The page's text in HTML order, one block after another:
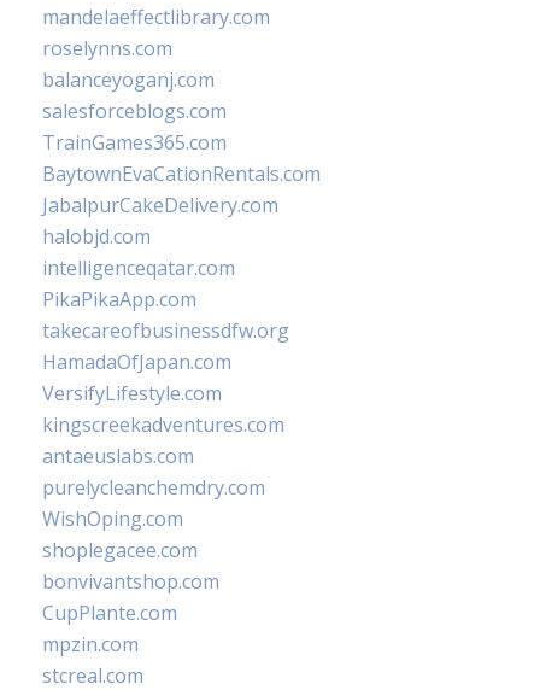
mandelaeffectlibrary.com
roselynns.com
balanceyoganj.com
salesforceblogs.com
TrainGames365.com
BaytownEvaCationRentals.com
JabalpurCakeDelivery.com
halobjd.com
intelligenceqatar.com
PikaPikaApp.com
takecareofbusinessdfw.org
HamadaOfJapan.com
VersifyLifestyle.com
kingscreekadventures.com
antaeuslabs.com
purelycleanchemdry.com
WishOping.com
shoplegacee.com
bonvivantshop.com
CupPlante.com
mpzin.com
stcreal.com